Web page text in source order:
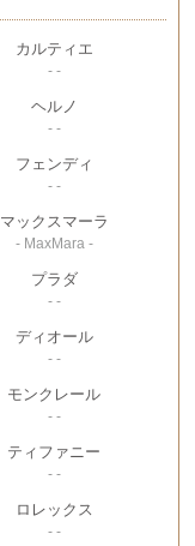
カルティエ
- -
ヘルノ
- -
フェンディ
- -
マックスマーラ
- MaxMara -
プラダ
- -
ディオール
- -
モンクレール
- -
ティファニー
- -
ロレックス
- -